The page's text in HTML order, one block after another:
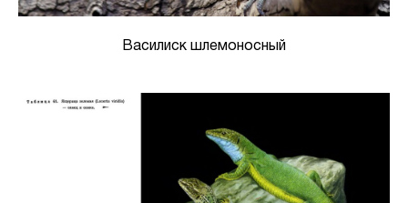
Василиск шлемоносный